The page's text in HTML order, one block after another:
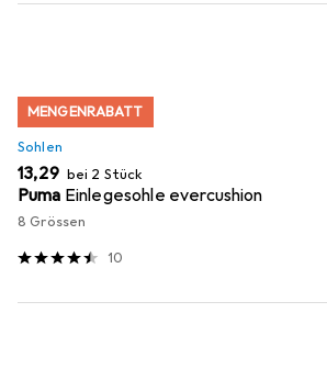
MENGENRABATT
Sohlen
EUR
13,29 bei 2 Stück
Puma Einlegesohle evercushion
8 Grössen
10